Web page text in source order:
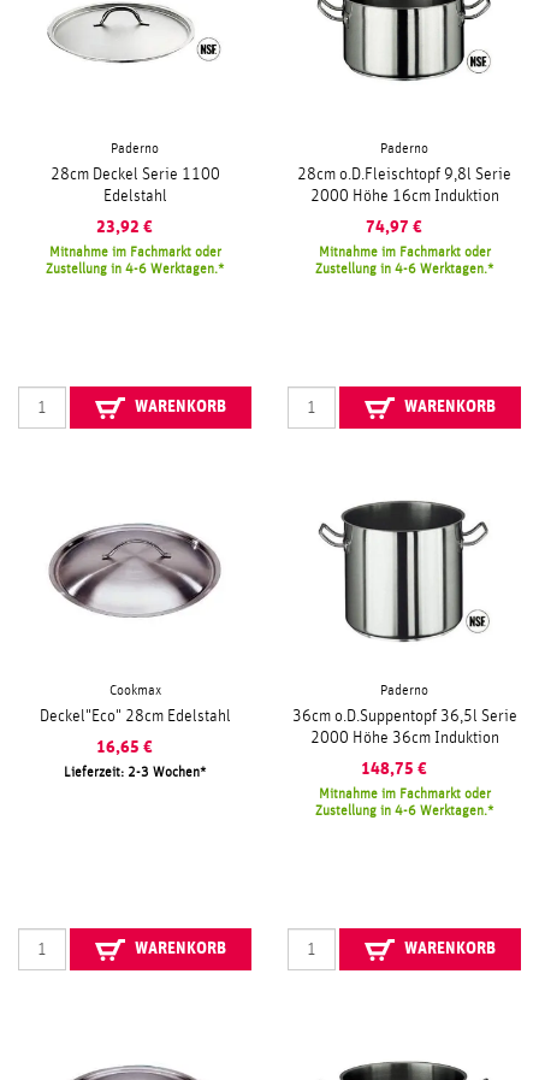
Paderno
28cm Deckel Serie 1100
Edelstahl
23,92 €
Mitnahme im Fachmarkt oder
Zustellung in 4-6 Werktagen.
WARENKORB
Paderno
28cm o.D.Fleischtopf 9,8l Serie
2000 Höhe 16cm Induktion
74,97 €
Mitnahme im Fachmarkt oder
Zustellung in 4-6 Werktagen.
WARENKORB
Cookmax
Deckel"Eco" 28cm Edelstahl
16,65 €
Lieferzeit: 2-3 Wochen
WARENKORB
Paderno
36cm o.D.Suppentopf 36,5l Serie
2000 Höhe 36cm Induktion
148,75 €
Mitnahme im Fachmarkt oder
Zustellung in 4-6 Werktagen.
WARENKORB